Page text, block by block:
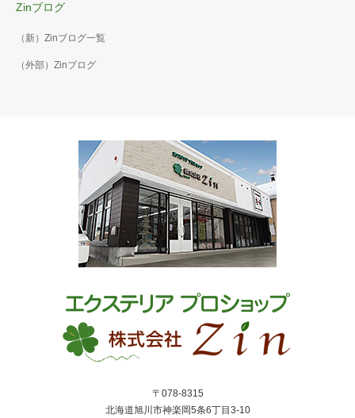
Zinブログ
（新）Zinブログ一覧
（外部）Zinブログ
〒078-8315
北海道旭川市神楽岡5条6丁目3-10